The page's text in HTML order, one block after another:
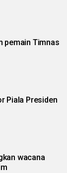
pemain Timnas
Piala Presiden
wacana